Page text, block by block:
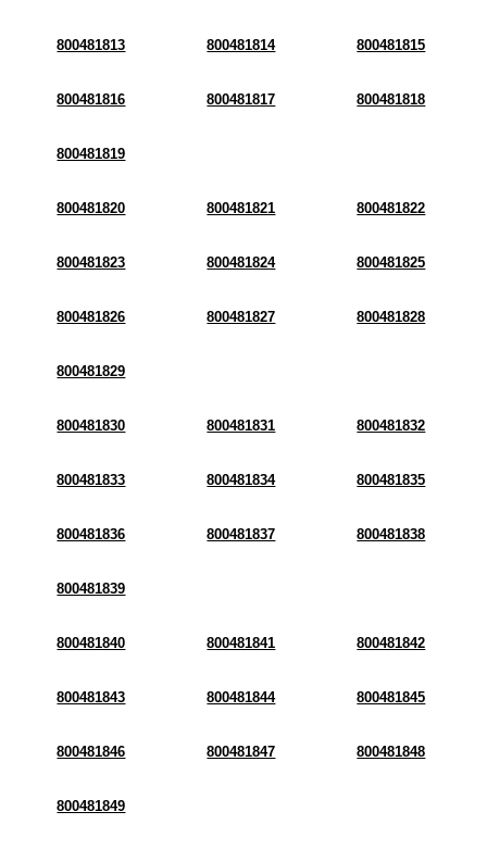
800481813 800481814 800481815
800481816 800481817 800481818
800481819
800481820 800481821 800481822
800481823 800481824 800481825
800481826 800481827 800481828
800481829
800481830 800481831 800481832
800481833 800481834 800481835
800481836 800481837 800481838
800481839
800481840 800481841 800481842
800481843 800481844 800481845
800481846 800481847 800481848
800481849